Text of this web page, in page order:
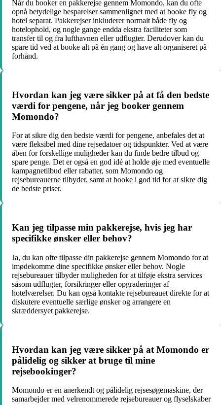
Når du booker en pakkerejse gennem Momondo, kan du ofte
opnå betydelige besparelser sammenlignet med at booke fly og
hotel separat. Pakkerejser inkluderer normalt både fly og
hotelophold, og nogle gange endda ekstra faciliteter som
transfer til og fra lufthavnen eller udflugter. Derudover kan du
spare tid ved at booke alt på én gang og have alt organiseret på
forhånd.
Hvordan kan jeg være sikker på at få den bedste
værdi for pengene, når jeg booker gennem
Momondo?
For at sikre dig den bedste værdi for pengene, anbefales det at
være fleksibel med dine rejsedatoer og tidspunkter. Ved at være
åben for forskellige muligheder kan du finde bedre tilbud og
spare penge. Det er også en god idé at holde øje med eventuelle
kampagnetilbud eller rabatter, som Momondo og
rejsebureauerne tilbyder, samt at booke i god tid for at sikre dig
de bedste priser.
Kan jeg tilpasse min pakkerejse, hvis jeg har
specifikke ønsker eller behov?
Ja, du kan ofte tilpasse din pakkerejse gennem Momondo for at
imødekomme dine specifikke ønsker eller behov. Nogle
rejsebureauer tilbyder muligheden for at tilføje ekstra services
såsom udflugter, forsikringer eller opgraderinger af
hotelværelser. Du kan også kontakte rejsebureauet direkte for at
diskutere eventuelle særlige ønsker og arrangere en
skræddersyet pakkerejse.
Hvordan kan jeg være sikker på at Momondo er
pålidelig og sikker at bruge til mine
rejsebookinger?
Momondo er en anerkendt og pålidelig rejsesøgemaskine, der
samarbejder med velrenommerede rejsebureauer og flyselskaber